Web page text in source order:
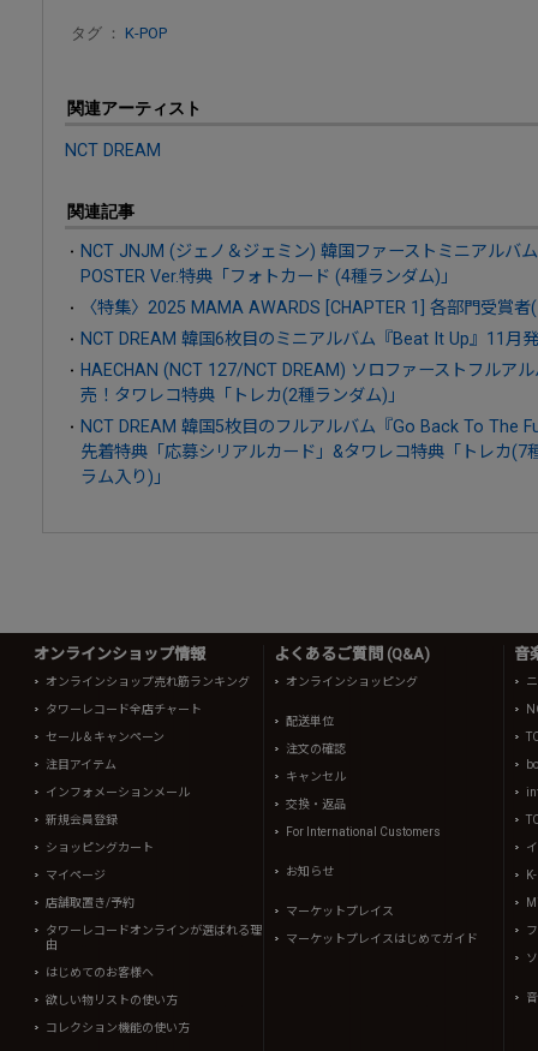
タグ ： K-POP
関連アーティスト
NCT DREAM
関連記事
NCT JNJM (ジェノ＆ジェミン) 韓国ファーストミニアルバ
POSTER Ver.特典「フォトカード (4種ランダム)」
〈特集〉2025 MAMA AWARDS [CHAPTER 1] 各部門受賞
NCT DREAM 韓国6枚目のミニアルバム『Beat It Up』11月
HAECHAN (NCT 127/NCT DREAM) ソロファーストフルア
売！タワレコ特典「トレカ(2種ランダム)」
NCT DREAM 韓国5枚目のフルアルバム『Go Back To The
先着特典「応募シリアルカード」&タワレコ特典「トレカ
ラム入り)」
オンラインショップ情報
オンラインショップ売れ筋ランキング
タワーレコード全店チャート
セール＆キャンペーン
注目アイテム
インフォメーションメール
新規会員登録
ショッピングカート
マイページ
店舗取置き/予約
タワーレコードオンラインが選ばれる理
由
はじめてのお客様へ
欲しい物リストの使い方
コレクション機能の使い方
よくあるご質問 (Q&A)
オンラインショッピング
配送単位
注文の確認
キャンセル
交換・返品
For International Customers
お知らせ
マーケットプレイス
マーケットプレイスはじめてガイド
音